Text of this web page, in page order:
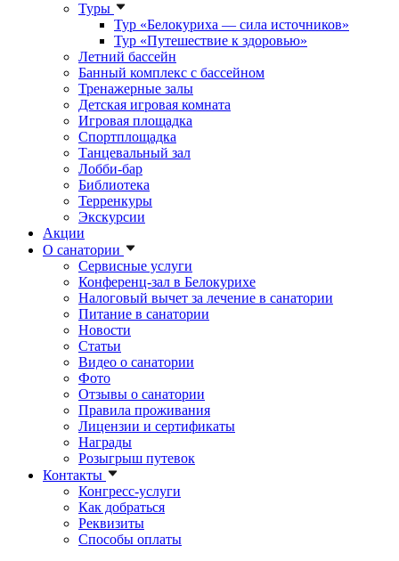
Туры
Тур «Белокуриха — сила источников»
Тур «Путешествие к здоровью»
Летний бассейн
Банный комплекс с бассейном
Тренажерные залы
Детская игровая комната
Игровая площадка
Спортплощадка
Танцевальный зал
Лобби-бар
Библиотека
Терренкуры
Экскурсии
Акции
О санатории
Сервисные услуги
Конференц-зал в Белокурихе
Налоговый вычет за лечение в санатории
Питание в санатории
Новости
Статьи
Видео о санатории
Фото
Отзывы о санатории
Правила проживания
Лицензии и сертификаты
Награды
Розыгрыш путевок
Контакты
Конгресс-услуги
Как добраться
Реквизиты
Способы оплаты